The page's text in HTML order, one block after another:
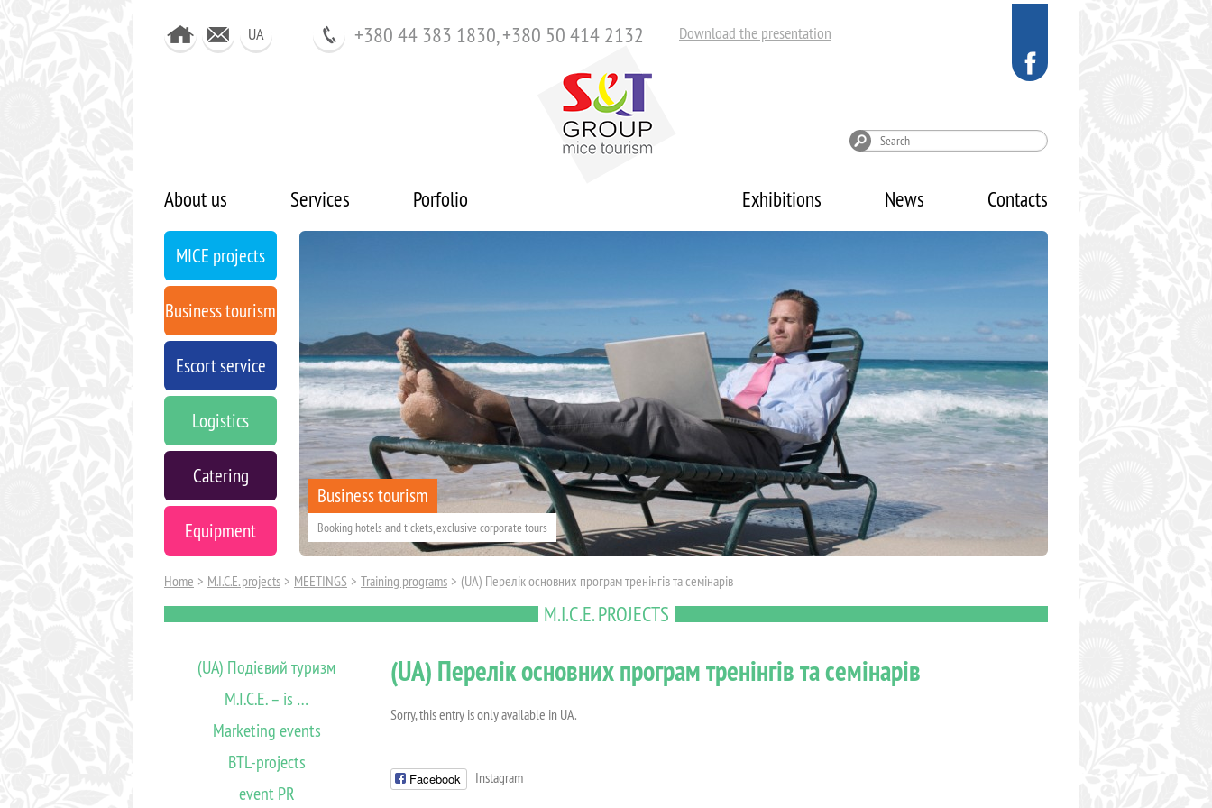
UA +380 44 383 1830, +380 50 414 2132 Download the presentation
About us Services Porfolio Exhibitions News Contacts
MICE projects
Business tourism
Escort service
Logistics
Catering
Equipment
Booking of artist
Business tourism
Booking hotels and tickets, exclusive corporate tours
Home > M.I.C.E. projects > MEETINGS > Training programs > (UA) Перелік основних програм тренінгів та семінарів
M.I.C.E. PROJECTS
(UA) Подієвий туризм
M.I.C.E. – is …
Marketing events
BTL-projects
event PR
(UA) Перелік основних програм тренінгів та семінарів
Sorry, this entry is only available in UA.
Facebook Instagram